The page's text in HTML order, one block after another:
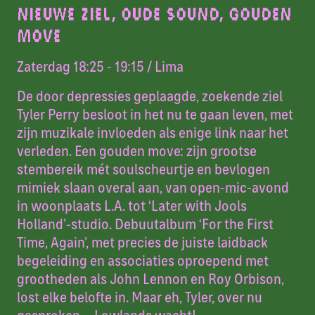
NIEUWE ZIEL, OUDE SOUND, GOUDEN
MOVE
Zaterdag 18:25 - 19:15 / Lima
De door depressies geplaagde, zoekende ziel
Tyler Perry besloot in het nu te gaan leven, met
zijn muzikale invloeden als enige link naar het
verleden. Een gouden move: zijn grootse
stembereik mét soulscheurtje en bevlogen
mimiek slaan overal aan, van open-mic-avond
in woonplaats L.A. tot ‘Later with Jools
Holland’-studio. Debuutalbum ‘For the First
Time, Again’, met precies de juiste laidback
begeleiding en associaties oproepend met
grootheden als John Lennon en Roy Orbison,
lost elke belofte in. Maar eh, Tyler, over nu